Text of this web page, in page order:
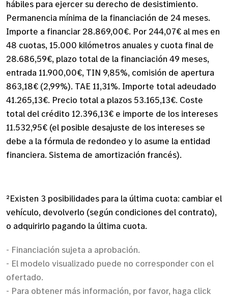
hábiles para ejercer su derecho de desistimiento.
Permanencia mínima de la financiación de 24 meses.
Importe a financiar 28.869,00€. Por 244,07€ al mes en
48 cuotas, 15.000 kilómetros anuales y cuota final de
28.686,59€, plazo total de la financiación 49 meses,
entrada 11.900,00€, TIN 9,85%, comisión de apertura
863,18€ (2,99%). TAE 11,31%. Importe total adeudado
41.265,13€. Precio total a plazos 53.165,13€. Coste
total del crédito 12.396,13€ e importe de los intereses
11.532,95€ (el posible desajuste de los intereses se
debe a la fórmula de redondeo y lo asume la entidad
financiera. Sistema de amortización francés).
²Existen 3 posibilidades para la última cuota: cambiar el
vehículo, devolverlo (según condiciones del contrato),
o adquirirlo pagando la última cuota.
- Financiación sujeta a aprobación.
- El modelo visualizado puede no corresponder con el
ofertado.
- Para obtener más información, por favor, haga click